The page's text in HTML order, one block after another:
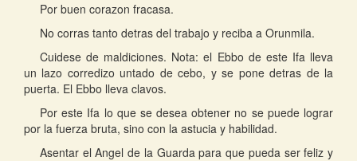
Por buen corazon fracasa.
No corras tanto detras del trabajo y reciba a Orunmila.
Cuidese de maldiciones. Nota: el Ebbo de este Ifa lleva
un lazo corredizo untado de cebo, y se pone detras de la
puerta. El Ebbo lleva clavos.
Por este Ifa lo que se desea obtener no se puede lograr
por la fuerza bruta, sino con la astucia y habilidad.
Asentar el Angel de la Guarda para que pueda ser feliz y